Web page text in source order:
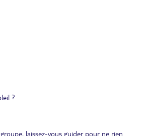
?
laissez-vous guider pour ne rien